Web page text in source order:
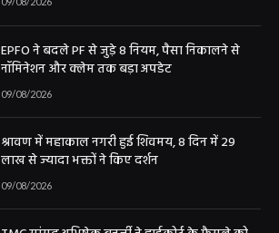
EPFO ने बदले PF से जुड़े 8 नियम, पैसा निकालने से
नॉमिनेशन और क्लेम तक बड़ा अपडेट
09/08/2026
श्रावण में महाकाल नगरी हुई शिवमय, 8 दिन में 29
लाख से ज्यादा भक्तों ने किए दर्शन
09/08/2026